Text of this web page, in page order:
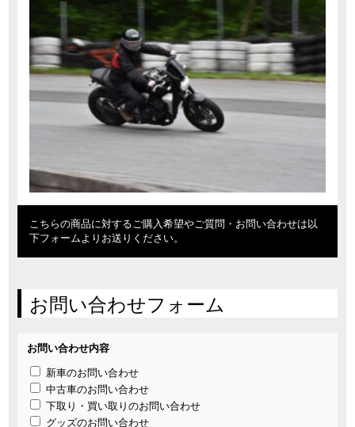
こちらの商品に対するご購入希望やご質問・お問い合わせは以
下フォームよりお送りください。
お問い合わせフォーム
お問い合わせ内容
新車のお問い合わせ
中古車のお問い合わせ
下取り・買い取りのお問い合わせ
グッズのお問い合わせ